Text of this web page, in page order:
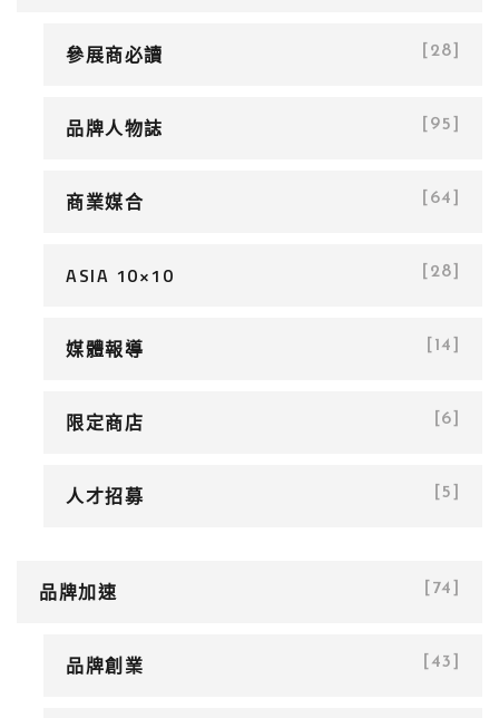
參展商必讀 [28]
品牌人物誌 [95]
商業媒合 [64]
ASIA 10×10 [28]
媒體報導 [14]
限定商店 [6]
人才招募 [5]
品牌加速 [74]
品牌創業 [43]